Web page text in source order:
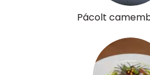
Pácolt